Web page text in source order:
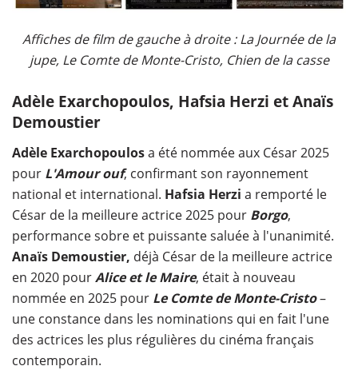
Affiches de film de gauche à droite : La Journée de la
jupe, Le Comte de Monte-Cristo, Chien de la casse
Adèle Exarchopoulos, Hafsia Herzi et Anaïs
Demoustier
Adèle Exarchopoulosa été nommée aux César 2025
pour L'Amour ouf, confirmant son rayonnement
national et international. Hafsia Herzi a remporté le
César de la meilleure actrice 2025 pour Borgo,
performance sobre et puissante saluée à l'unanimité.
Anaïs Demoustier, déjà César de la meilleure actrice
en 2020 pourAlice et le Maire, était à nouveau
nommée en 2025 pour Le Comte de Monte-Cristo–
une constance dans les nominations qui en fait l'une
des actrices les plus régulières du cinéma français
contemporain.